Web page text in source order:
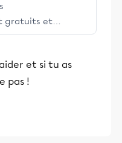
gratuits et
les élèves
et si tu as
pas !